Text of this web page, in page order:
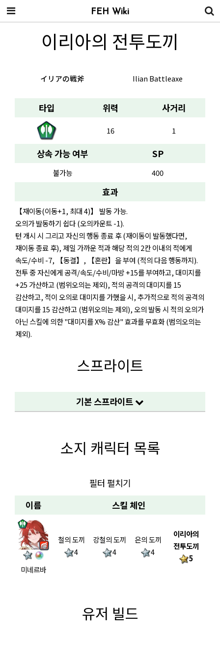
이리아의 전투도끼
イリアの戦斧 Ilian Battleaxe
타입 위력 사거리
16 1
상속 가능 여부 SP
불가능 400
효과
【재이동(이동+1, 최대 4)】 발동 가능.
오의가 발동하기 쉽다 (오의카운트 -1).
턴 개시 시 그리고 자신의 행동 종료 후 (재이동이 발동했다면,
재이동 종료 후), 제일 가까운 적과 해당 적의 2칸 이내의 적에게
속도/수비 -7, 【동결】, 【혼란】을 부여 (적의 다음 행동까지).
전투 중 자신에게 공격/속도/수비/마방 +15를 부여하고, 대미지를
+25 가산하고 (범위오의는 제외), 적의 공격의 대미지를 15
감산하고, 적이 오의로 대미지를 가했을 시, 추가적으로 적의 공격의
대미지를 15 감산하고 (범위오의는 제외), 오의 발동 시 적의 오의가
아닌 스킬에 의한 "대미지를 X% 감산" 효과를 무효화 (범의오의는
제외).
스프라이트
기본 스프라이트
소지 캐릭터 목록
필터 펼치기
이름 스킬 체인
미네르바
철의 도끼
4
강철의 도끼
4
은의 도끼
4
이리아의
전투도끼
5
유저 빌드
FEH Wiki